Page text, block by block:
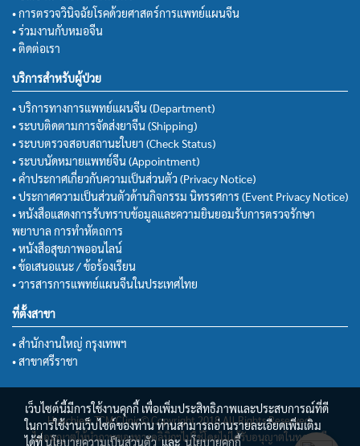
• การตรวจวินิจฉัยโรคด้วยศาสตร์การแพทย์แผนจีน
• ร่วมงานกับหมอจีน
• ติดต่อเรา
บริการสำหรับผู้ป่วย
• บริการทางการแพทย์แผนจีน (Department)
• ระบบติดตามการจัดส่งยาจีน (Shipping)
• ระบบตรวจสอบสถานะใบยา (Check Status)
• ระบบนัดหมายแพทย์จีน (Appointment)
• คำประกาศเกี่ยวกับความเป็นส่วนตัว (Privacy Notice)
• ประกาศความเป็นส่วนตัวด้านกิจกรรม นิทรรศการ (Event Privacy Notice)
• หนังสือแสดงการรับทราบข้อมูลและความยินยอมรับการตรวจรักษา
พยาบาล การทำหัตถการ
• หนังสือสุขภาพออนไลน์
• ข้อเสนอแนะ / ข้อร้องเรียน
• วารสารการแพทย์แผนจีนในประเทศไทย
ที่ตั้งสาขา
• สำนักงานใหญ่ กรุงเทพฯ
• สาขาศรีราชา
Huachiew TCM Clinic© Copyright 2018 All Rights Reserved.
ไม่อนุญาตให้นำภาพของทางคลินิกฯไปใช้โดยไม่ได้รับอนุญาตในทุกกรณี
เว็บไซต์นี้มีการใช้งานคุกกี้ เพื่อเพิ่มประสิทธิภาพและประสบการณ์ที่ดี
ในการใช้งานเว็บไซต์ของท่าน ท่านสามารถอ่านรายละเอียดเพิ่มเติม
ได้ที่นโยบายความเป็นส่วนตัวและนโยบายคุกกี้